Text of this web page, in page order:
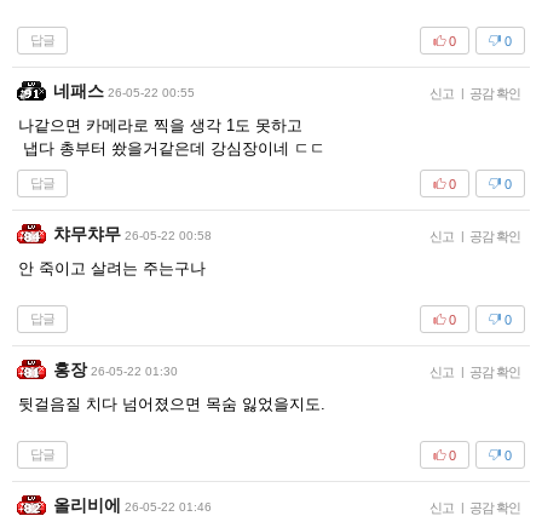
답글 0
0
네패스 26-05-22 00:55 신고 | 공감 확인
나같으면 카메라로 찍을 생각 1도 못하고
냅다 총부터 쐈을거같은데 강심장이네 ㄷㄷ
답글 0
0
챠무챠무 26-05-22 00:58 신고 | 공감 확인
안 죽이고 살려는 주는구나
답글 0
0
홍장 26-05-22 01:30 신고 | 공감 확인
뒷걸음질 치다 넘어졌으면 목숨 잃었을지도.
답글 0
0
올리비에 26-05-22 01:46 신고 | 공감 확인